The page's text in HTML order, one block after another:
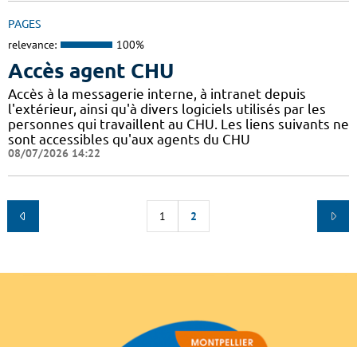
PAGES
relevance: 100%
Accès agent CHU
Accès à la messagerie interne, à intranet depuis
l'extérieur, ainsi qu'à divers logiciels utilisés par les
personnes qui travaillent au CHU. Les liens suivants ne
sont accessibles qu'aux agents du CHU
08/07/2026 14:22
1 2